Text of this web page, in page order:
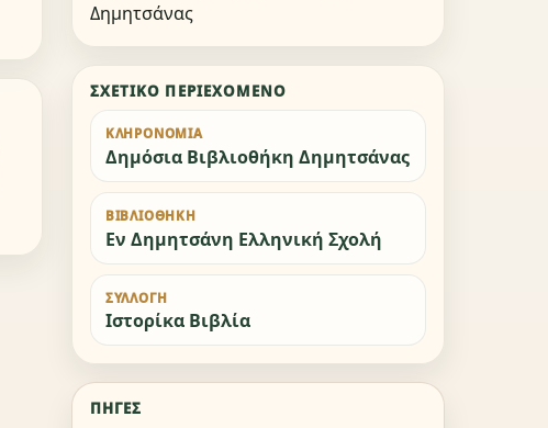
Δημητσάνας
ΣΧΕΤΙΚΌ ΠΕΡΙΕΧΌΜΕΝΟ
ΚΛΗΡΟΝΟΜΙΆ
Δημόσια Βιβλιοθήκη Δημητσάνας
ΒΙΒΛΙΟΘΉΚΗ
Εν Δημητσάνη Ελληνική Σχολή
ΣΥΛΛΟΓΉ
Ιστορίκα Βιβλία
ΠΗΓΈΣ